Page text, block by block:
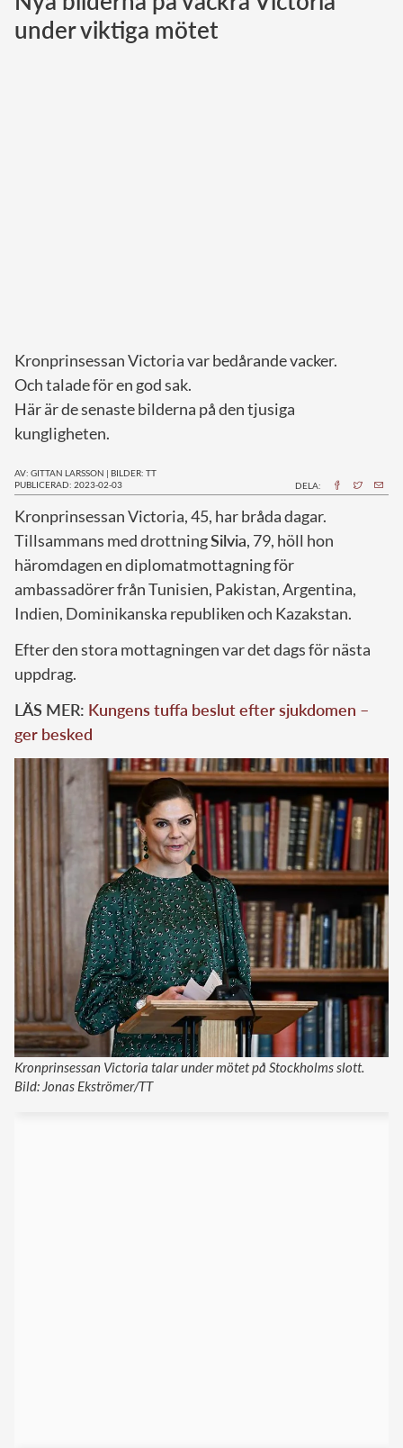
Norska kungahuset
under viktiga mötet
Kronprinsessan Victoria var bedårande vacker.
Och talade för en god sak.
Här är de senaste bilderna på den tjusiga
kungligheten.
AV: GITTAN LARSSON | BILDER: TT
PUBLICERAD: 2023-02-03
DELA:
Kronprinsessan Victoria, 45, har bråda dagar.
Tillsammans med drottningSilvia, 79, höll hon
häromdagen en diplomatmottagning för
ambassadörer från Tunisien, Pakistan, Argentina,
Indien, Dominikanska republiken och Kazakstan.
Efter den stora mottagningen var det dags för nästa
uppdrag.
LÄS MER: Kungens tuffa beslut efter sjukdomen –
ger besked
Kronprinsessan Victoria talar under mötet på Stockholms slott.
Bild: Jonas Ekströmer/TT